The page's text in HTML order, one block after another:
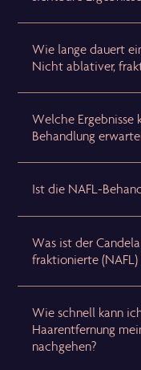
Wie lange dauert
Nicht ablativer,
Welche Ergebnisse
Behandlung
Ist die NAFL-
Was ist der
fraktionierte (NAFL)
Wie schnell kann
Haarentfernung
nachgehen?